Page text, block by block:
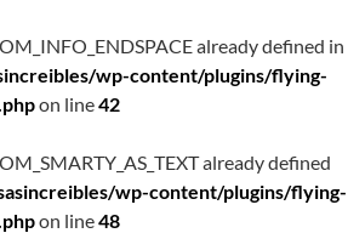
already defined in
wp-content/plugins/flying-
on line42
already defined
wp-content/plugins/flying-
on line48